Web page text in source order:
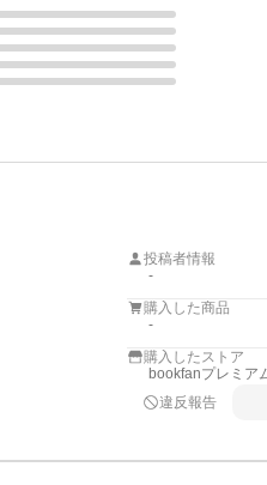
投稿者情報
-
購入した商品
-
購入したストア
bookfanプレミア
違反報告